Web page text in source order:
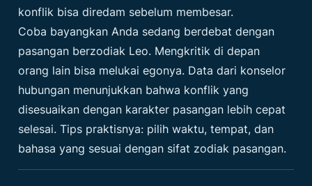
konflik bisa diredam sebelum membesar.
Coba bayangkan Anda sedang berdebat dengan
pasangan berzodiak Leo. Mengkritik di depan
orang lain bisa melukai egonya. Data dari konselor
hubungan menunjukkan bahwa konflik yang
disesuaikan dengan karakter pasangan lebih cepat
selesai. Tips praktisnya: pilih waktu, tempat, dan
bahasa yang sesuai dengan sifat zodiak pasangan.